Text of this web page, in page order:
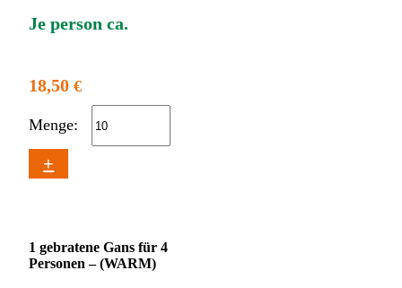
Je person ca.
18,50€
Menge:
+
1 gebratene Gans für 4
Personen – (WARM)